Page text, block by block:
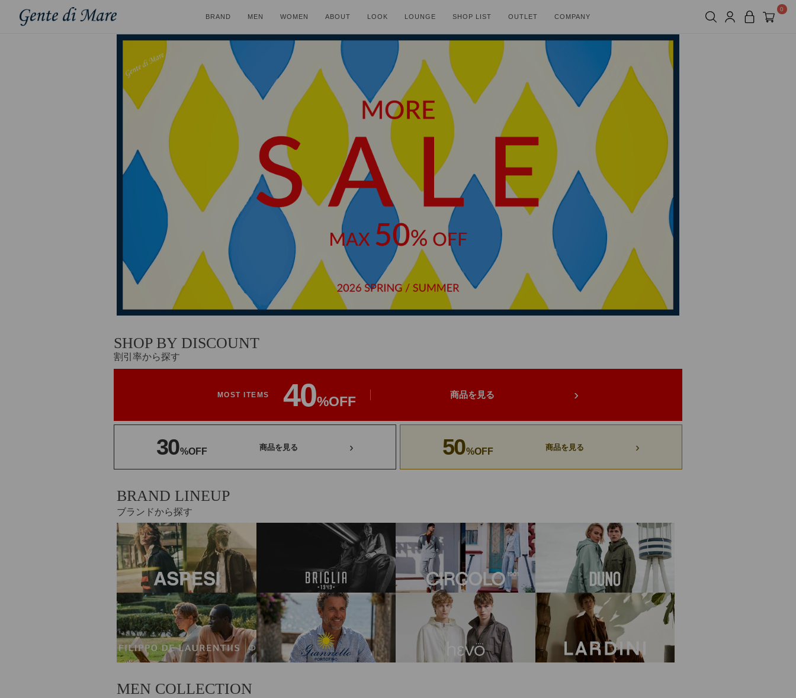
BRAND MEN WOMEN ABOUT LOOK LOUNGE SHOP LIST OUTLET COMPANY
0
SHOP BY DISCOUNT
割引率から探す
MOST ITEMS 40%OFF 商品を見る ›
30%OFF 商品を見る › 50%OFF 商品を見る ›
BRAND LINEUP
ブランドから探す
MEN COLLECTION